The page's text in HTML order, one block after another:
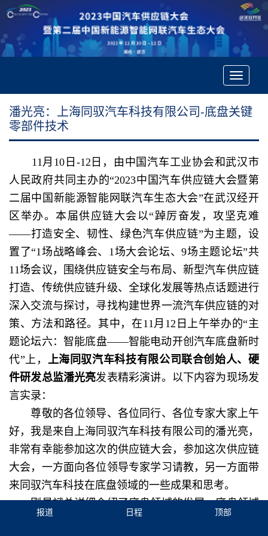
Toggle
潘光亮：上海同驭汽车科技有限公司-底盘关键
零部件技术
11月10日-12日，由中国汽车工业协会和武汉市
人民政府共同主办的“2023中国汽车供应链大会暨第
二届中国新能源智能网联汽车生态大会”在武汉经开
区举办。本届供应链大会以“踔厉奋发，攻坚克难
——打造安全、韧性、绿色汽车供应链”为主题，设
置了“1场战略峰会、1场大会论坛、9场主题论坛”共
11场会议，围绕供应链安全与布局、新型汽车供应链
打造、传统供应链升级、全球化发展等热点话题进行
深入交流与探讨，寻找构建世界一流汽车供应链的对
策、方法和路径。其中，在11月12日上午举办的“主
题论坛六：智能底盘——智能电动开创汽车底盘新时
代”上， 上海同驭汽车科技有限公司联合创始人、硬
件研发总监潘光亮发表精彩演讲。以下内容为现场发
言实录：
尊敬的各位领导、各位同行、各位专家大家上午
好，我是来自上海同驭汽车科技有限公司的潘光亮，
非常有幸能参加这次的供应链大会，参加这次供应链
大会，一方面向各位领导专家学习请教，另一方面带
来同驭汽车科技在底盘领域的一些成果和思考。
刚显斌总详细介绍了底盘领域的发展，底盘领域
报道 日程 顶部